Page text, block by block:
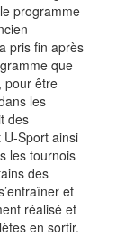
programme
pris fin après
que
pour être
les
des
Sport ainsi
les tournois
des
et
réalisé et
en sortir.